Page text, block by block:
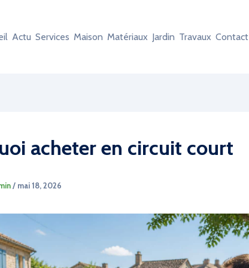
Actu Services Maison Matériaux Jardin Travaux Contact
acheter en circuit court
/ mai 18, 2026